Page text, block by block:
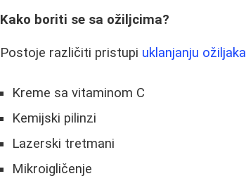
Kako boriti se sa ožiljcima?
Postoje različiti pristupi uklanjanju ožiljaka
Kreme sa vitaminom C
Kemijski pilinzi
Lazerski tretmani
Mikroigličenje